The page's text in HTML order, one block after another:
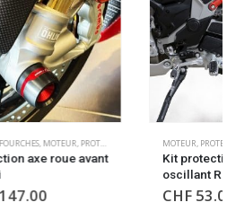
,ROUES
MOTEUR,PROTECTIONS DE CHUTE MOTEUR
Kit protection cadre/bras